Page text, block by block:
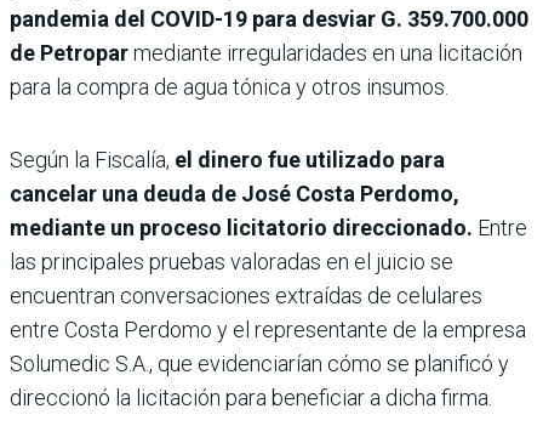
pandemia del COVID-19 para desviar G. 359.700.000
de Petroparmediante irregularidades en una licitación
para la compra de agua tónica y otros insumos.
Según la Fiscalía, el dinero fue utilizado para
cancelar una deuda de José Costa Perdomo,
mediante un proceso licitatorio direccionado. Entre
las principales pruebas valoradas en el juicio se
encuentran conversaciones extraídas de celulares
entre Costa Perdomo y el representante de la empresa
Solumedic S.A., que evidenciarían cómo se planificó y
direccionó la licitación para beneficiar a dicha firma.